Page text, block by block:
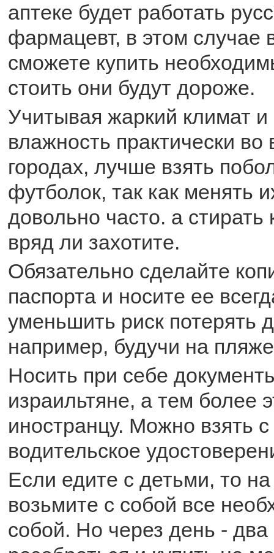
аптеке будет работать
фармацевт, в этом случае
сможете купить
стоить они будут дороже.
Учитывая жаркий климат
влажность практически во
городах, лучше взять
футболок, так как менять
довольно часто. а
вряд ли захотите.
Обязательно сделайте
паспорта и носите ее
уменьшить риск потерять
например, будучи на
Носить при себе
израильтяне, а тем более
иностранцу. Можно взять
водительское
Если едите с детьми, то
возьмите с собой все
собой. Но через день -